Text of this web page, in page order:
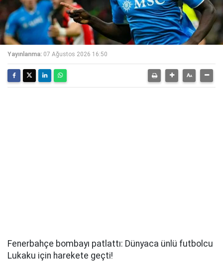
Yayınlanma: 07 Ağustos 2026 16:50
Fenerbahçe bombayı patlattı: Dünyaca ünlü futbolcu
Lukaku için harekete geçti!